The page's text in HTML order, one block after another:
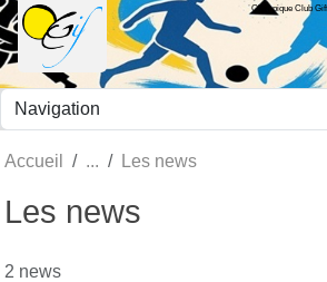
Olympique Club
Accueil Les news
Les news
2 news
Panneau de gestion des cookies